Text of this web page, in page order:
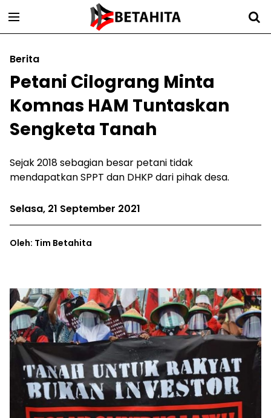
Berita
Petani Cilograng Minta
Komnas HAM Tuntaskan
Sengketa Tanah
Sejak 2018 sebagian besar petani tidak
mendapatkan SPPT dan DHKP dari pihak desa.
Selasa, 21 September 2021
Oleh: Tim Betahita